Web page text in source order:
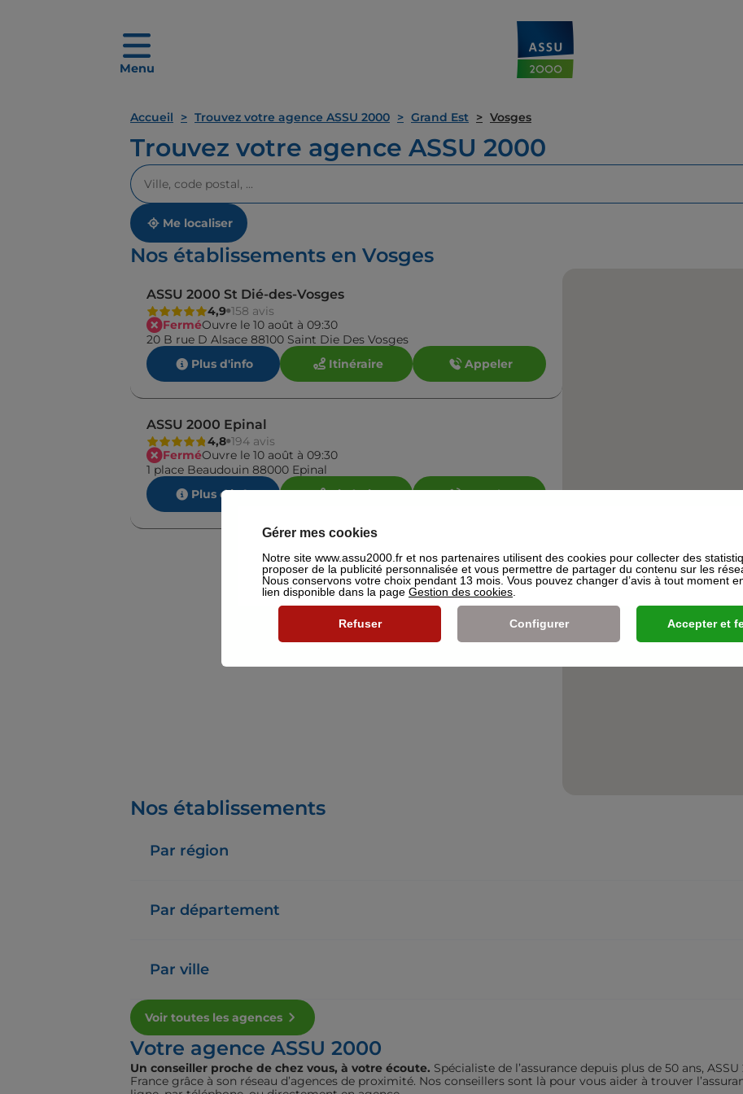
Menu
Accueil Trouvez votre agence ASSU 2000 Grand Est Vosges
Trouvez votre agence ASSU 2000
Veuillez
renseigner
une
adresse
Me localiser
Nos établissements en Vosges
ASSU 2000 St Dié-des-Vosges
4,9 158 avis
FerméOuvre le 10 août à 09:30
20 B rue D Alsace 88100 Saint Die Des Vosges
Plus d'info
Itinéraire Appeler
ASSU 2000 Epinal
4,8 194 avis
FerméOuvre le 10 août à 09:30
1 place Beaudouin 88000 Epinal
Plus d'info
Itinéraire Appeler
Nos établissements
Par région
Par département
Par ville
Voir toutes les agences
Votre agence ASSU 2000
Un conseiller proche de chez vous, à votre écoute. Spécialiste de l’assurance depuis plus de 50 ans,
France grâce à son réseau d’agences de proximité. Nos conseillers sont là pour vous aider à trouver
Gérer mes cookies
Notre site www.assu2000.fr et nos partenaires utilisent des cookies pour collecter des
proposer de la publicité personnalisée et vous permettre de partager du contenu sur les
Nous conservons votre choix pendant 13 mois. Vous pouvez changer d’avis à tout moment
lien disponible dans la page Gestion des cookies
Refuser Configurer Accepter et